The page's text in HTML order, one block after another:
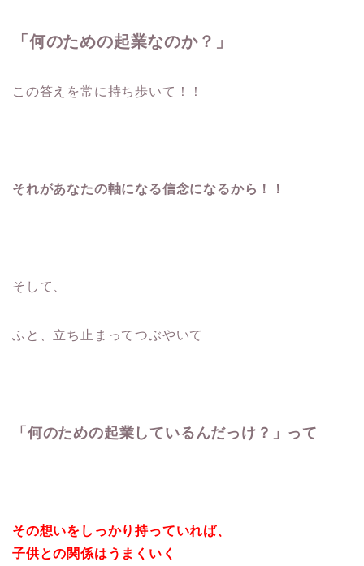
「何のための起業なのか？」
この答えを常に持ち歩いて！！
それがあなたの軸になる信念になるから！！
そして、
ふと、立ち止まってつぶやいて
「何のための起業しているんだっけ？」って
その想いをしっかり持っていれば、
子供との関係はうまくいく